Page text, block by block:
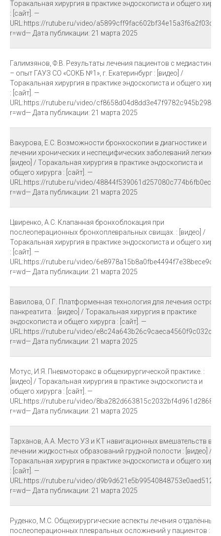
Торакальная хирургия в практике эндоскописта и общего
: [сайт]. —
URL:https://rutube.ru/video/a5899cff9fac602bf34e15a3f6a2f03d/?
r=wd— Дата публикации: 21 марта 2025
Галимзянов, Ф.В. Результаты лечения пациентов с
– опыт ГАУЗ СО «СОКБ №1», г. Екатеринбург : [видео] /
Торакальная хирургия в практике эндоскописта и общего
: [сайт]. —
URL:https://rutube.ru/video/
r=wd— Дата публикации: 21 марта 2025
Вакурова, Е.С. Возможности бронхоскопии в диагностике и
лечении хронических и неспецифических заболеваний легких :
[видео] / Торакальная хирургия в практике эндоскописта и
общего хирурга : [сайт]. —
URL:https://rutube.ru/video/
r=wd— Дата публикации: 21 марта 2025
Цвиренко, А.С. Клапанная бронхоблокация при
послеоперационных бронхоплевральных свищах. : [видео] /
Торакальная хирургия в практике эндоскописта и общего
: [сайт]. —
URL:https://rutube.ru/video/6e8978a15b8a0fbe4494f7e38bece9cd/
r=wd— Дата публикации: 21 марта 2025
Вавилова, О.Г. Платформенная технология для лечения острого
панкреатита. : [видео] / Торакальная хирургия в практике
эндоскописта и общего хирурга : [сайт]. —
URL:https://rutube.ru/video/
r=wd— Дата публикации: 21 марта 2025
Мотус, И.Я. Пневмоторакс в общехирургической практике. :
[видео] / Торакальная хирургия в практике эндоскописта и
общего хирурга : [сайт]. —
URL:https://rutube.ru/video/
r=wd— Дата публикации: 21 марта 2025
Тарханов, А.А. Место УЗ и КТ навигационных вмешательств в
лечении жидкостных образований грудной полости : [видео] /
Торакальная хирургия в практике эндоскописта и общего
: [сайт]. —
URL:https://rutube.ru/video/
r=wd— Дата публикации: 21 марта 2025
Руденко, М.С. Общехирургические аспекты лечения отдалённых
послеоперационных плевральных осложнений у пациентов :